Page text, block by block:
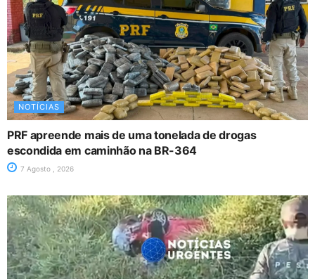
NOTÍCIAS
PRF apreende mais de uma tonelada de drogas
escondida em caminhão na BR-364
7 Agosto , 2026